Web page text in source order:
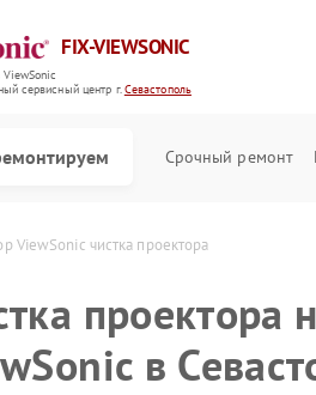
FIX-VIEWSONIC
ViewSonic
cервисный центр г.Севастополь
Срочный ремонт
ViewSonic чистка проектора
проектора
в